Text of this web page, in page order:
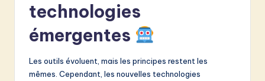
technologies
émergentes
Les outils évoluent, mais les principes restent les
mêmes. Cependant, les nouvelles technologies